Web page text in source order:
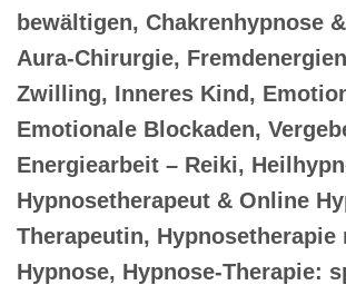
bewältigen, Chakrenhypnose
Aura-Chirurgie,
Zwilling, Inneres Kind,
Emotionale Blockaden,
Energiearbeit – Reiki,
Hypnosetherapeut & Online
Therapeutin, Hypnosetherapie
Hypnose, Hypnose-Therapie: